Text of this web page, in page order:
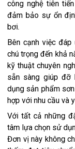
công nghệ tiên
đảm bảo sự ổn
bơi.
Bên cạnh việc
chú trọng đến khả
kỹ thuật chuyên
sẵn sàng giúp đỡ
dụng sản phẩm
hợp với nhu cầu và
Với tất cả những
tâm lựa chọn sử
Đơn vị này không